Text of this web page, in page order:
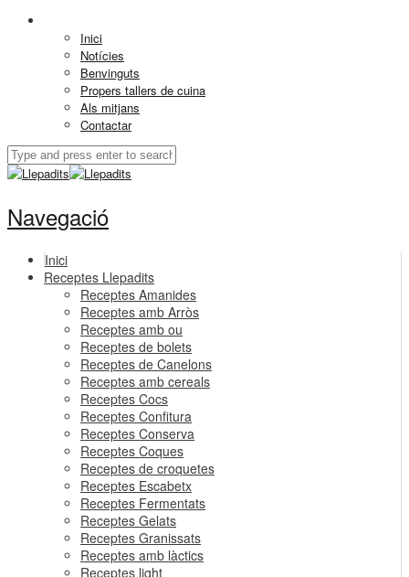
Inici
Notícies
Benvinguts
Propers tallers de cuina
Als mitjans
Contactar
Navegació
Inici
Receptes Llepadits
Receptes Amanides
Receptes amb Arròs
Receptes amb ou
Receptes de bolets
Receptes de Canelons
Receptes amb cereals
Receptes Cocs
Receptes Confitura
Receptes Conserva
Receptes Coques
Receptes de croquetes
Receptes Escabetx
Receptes Fermentats
Receptes Gelats
Receptes Granissats
Receptes amb làctics
Receptes light